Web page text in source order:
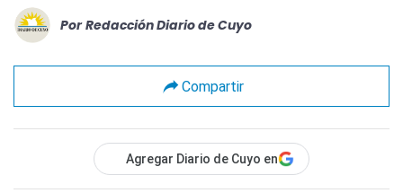
Por Redacción Diario de Cuyo
Compartir
Agregar Diario de Cuyo en